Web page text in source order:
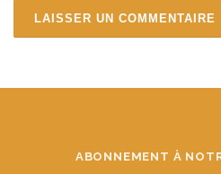
ABONNEMENT À